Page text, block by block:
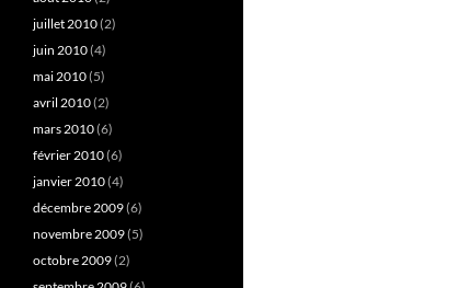
juillet 2010(2)
juin 2010(4)
mai 2010(5)
avril 2010(2)
mars 2010(6)
février 2010(6)
janvier 2010(4)
décembre 2009(6)
novembre 2009(5)
octobre 2009(2)